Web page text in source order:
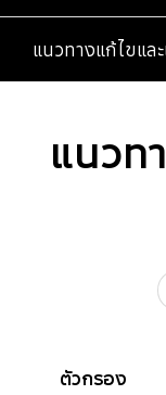
แนวทางแก้ไขแล
แนวท
ตัวกรอง